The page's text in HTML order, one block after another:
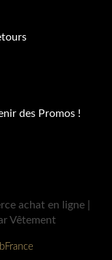
des Promos !